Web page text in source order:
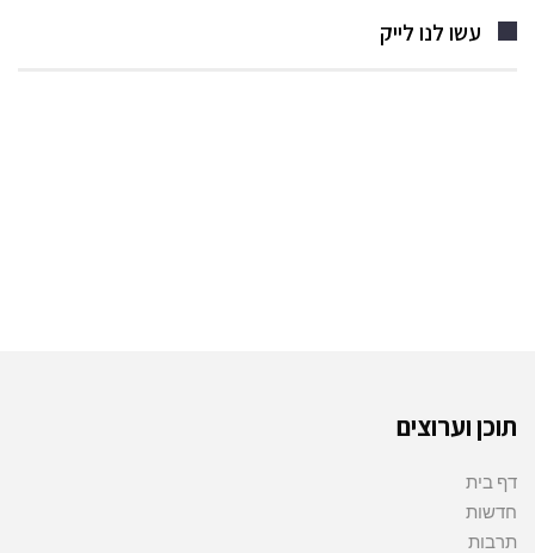
עשו לנו לייק
תוכן וערוצים
דף בית
חדשות
תרבות